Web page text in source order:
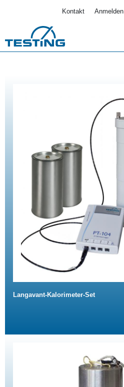
Kontakt Anmelden
Langavant-Kalorimeter-Set